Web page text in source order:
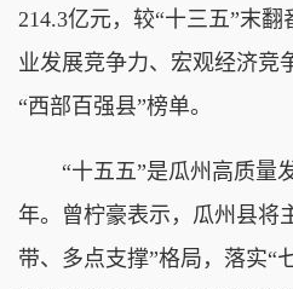
214.3亿元，较“十三五”末
业发展竞争力、宏观经济竞
“西部百强县”榜单。
“十五五”是瓜州高质量
年。曾柠豪表示，瓜州县将
带、多点支撑”格局，落实“